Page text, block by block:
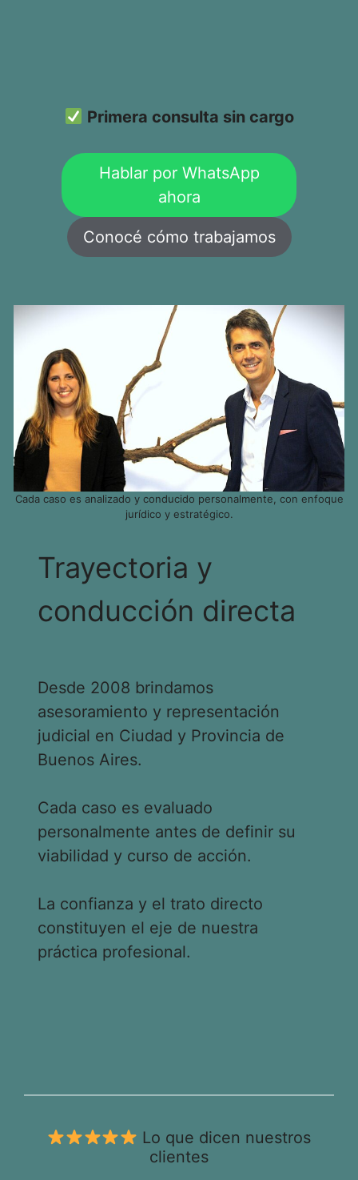
Primera consulta sin cargo
Hablar por WhatsApp
ahora
Conocé cómo trabajamos
Cada caso es analizado y conducido personalmente, con enfoque
jurídico y estratégico.
Trayectoria y
conducción directa
Desde 2008 brindamos
asesoramiento y representación
judicial en Ciudad y Provincia de
Buenos Aires.
Cada caso es evaluado
personalmente antes de definir su
viabilidad y curso de acción.
La confianza y el trato directo
constituyen el eje de nuestra
práctica profesional.
Lo que dicen nuestros
clientes